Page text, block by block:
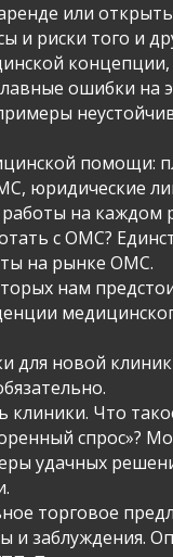
или
и риски того и
концепции,
ошибки на
помощи:
юридические
на каждом
с ОМС?
на рынке ОМС.
нам
для новой
клиники. Что
спрос»?
удачных
торговое
и заблуждения.